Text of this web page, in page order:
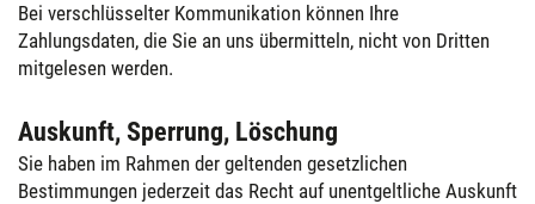
Bei verschlüsselter Kommunikation können Ihre
Zahlungsdaten, die Sie an uns übermitteln, nicht von Dritten
mitgelesen werden.
Auskunft, Sperrung, Löschung
Sie haben im Rahmen der geltenden gesetzlichen
Bestimmungen jederzeit das Recht auf unentgeltliche Auskunft